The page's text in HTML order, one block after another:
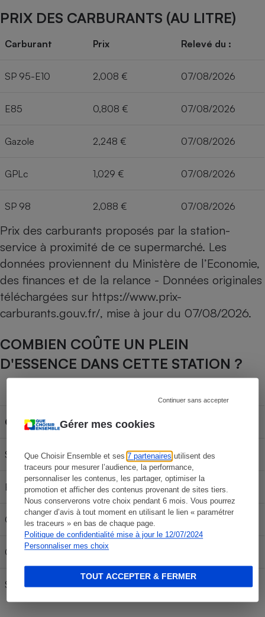
Gérer mes cookies
Que Choisir Ensemble et ses7 partenaires utilisent des
traceurs pour mesurer l’audience, la performance,
personnaliser les contenus, les partager, optimiser la
promotion et afficher des contenus provenant de sites tiers.
Nous conserverons votre choix pendant 6 mois. Vous pourrez
changer d’avis à tout moment en utilisant le lien « paramétrer
les traceurs » en bas de chaque page.
Politique de confidentialité mise à jour le 12/07/2024
Personnaliser mes choix
Continuer sans accepter
TOUT ACCEPTER & FERMER
PRIX DES CARBURANTS (AU LITRE)
Carburant Prix Relevé du :
SP 95-E10 2,008 € 07/08/2026
E85 0,808 € 07/08/2026
Gazole 2,248 € 07/08/2026
GPLc 1,029 € 07/08/2026
SP 98 2,088 € 07/08/2026
Prix des carburants proposés par la station-
service à proximité de ce supermarché. Les
données proviennent du Ministère de l’Economie,
des finances et de la relance - Données originales
téléchargées sur https://www.prix-
carburants.gouv.fr/, mise à jour du 07/08/2026.
COMBIEN COÛTE UN PLEIN
D'ESSENCE DANS CETTE STATION ?
Carburant 30L 50L
SP 95-E10 60,24 € 100,40 € 140,56 €
E85 24,24 € 40,40 € 56,56 €
Gazole 67,44 € 112,40 €
GPLc 30,87 €
SP 98 62,64 € 104,40 € 146,16 €